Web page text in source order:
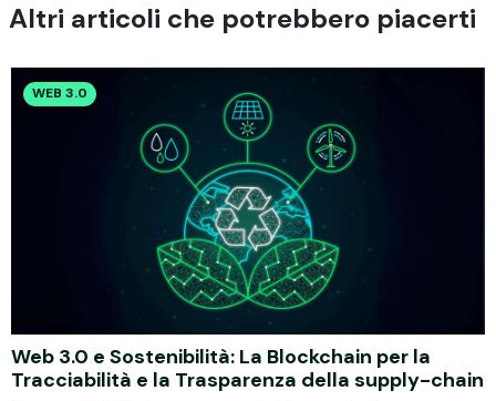
Altri articoli che potrebbero piacerti
WEB 3.0
Web 3.0 e Sostenibilità: La Blockchain per la
Tracciabilità e la Trasparenza della supply-chain